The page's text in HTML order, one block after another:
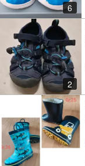
6
2